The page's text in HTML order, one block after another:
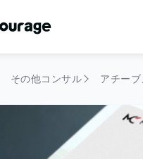
その他コンサル